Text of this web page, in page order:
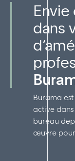
dans
Burama
active
bureau
œuvre pour